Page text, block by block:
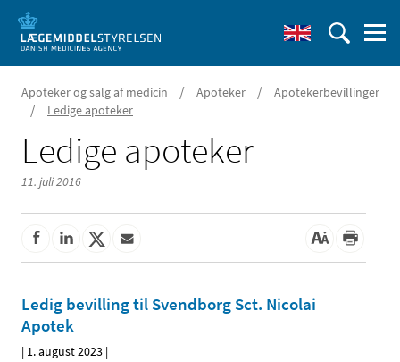
Apoteker og salg af medicin / Apoteker / Apotekerbevillinger
/ Ledige apoteker
Ledige apoteker
11. juli 2016
Ledig bevilling til Svendborg Sct. Nicolai
Apotek
| 1. august 2023 |